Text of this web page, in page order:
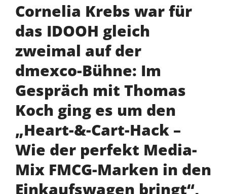
Cornelia Krebs war für
das IDOOH gleich
zweimal auf der
dmexco-Bühne: Im
Gespräch mit Thomas
Koch ging es um den
„Heart-&-Cart-Hack –
Wie der perfekt Media-
Mix FMCG-Marken in den
Einkaufswagen bringt“,